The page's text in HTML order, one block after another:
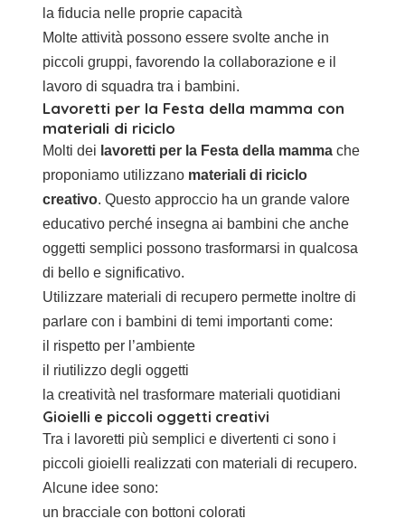
la fiducia nelle proprie capacità
Molte attività possono essere svolte anche in
piccoli gruppi, favorendo la collaborazione e il
lavoro di squadra tra i bambini.
Lavoretti per la Festa della mamma con
materiali di riciclo
Molti dei lavoretti per la Festa della mamma che
proponiamo utilizzano materiali di riciclo
creativo. Questo approccio ha un grande valore
educativo perché insegna ai bambini che anche
oggetti semplici possono trasformarsi in qualcosa
di bello e significativo.
Utilizzare materiali di recupero permette inoltre di
parlare con i bambini di temi importanti come:
il rispetto per l’ambiente
il riutilizzo degli oggetti
la creatività nel trasformare materiali quotidiani
Gioielli e piccoli oggetti creativi
Tra i lavoretti più semplici e divertenti ci sono i
piccoli gioielli realizzati con materiali di recupero.
Alcune idee sono:
un bracciale con bottoni colorati